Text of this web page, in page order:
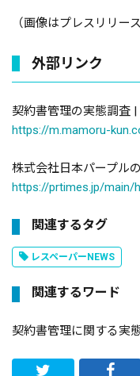
（画像はプレスリリー
外部リンク
契約書管理の実態調査 |
https://m.mamoru-
株式会社日本パープル
https://prtimes.jp/main/
関連するタグ
レスペーパーNEWS
関連するワード
契約書管理に関する実